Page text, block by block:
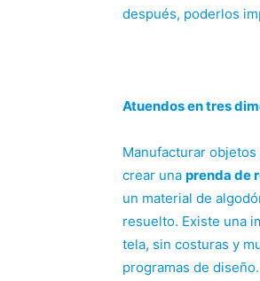
después, poderlos
Atuendos en tres
Manufacturar
crear una prenda de
un material de
resuelto. Existe una
tela, sin costuras y
programas de